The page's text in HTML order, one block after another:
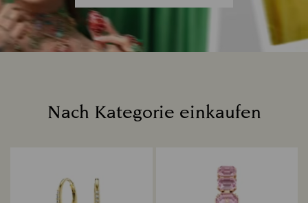
Nach Kategorie einkaufen